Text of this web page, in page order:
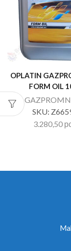
OPLATIN
FORM OIL
SKU:
3.280,50